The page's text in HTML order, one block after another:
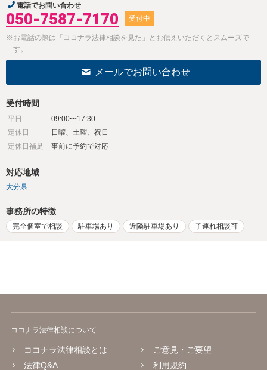
電話でお問い合わせ
050-7587-7170 受付中
※お電話の際は「ココナラ法律相談を見た」とお伝えいただくとスムーズで
す。
メールでお問い合わせ
受付時間
平日
09:00〜17:30
定休日
日曜、土曜、祝日
定休日補足
事前に予約で対応
対応地域
大分県
事務所の特徴
完全個室で相談 駐車場あり 近隣駐車場あり 子連れ相談可
ココナラ法律相談について
ココナラ法律相談とは
法律Q&A
ご意見・ご要望
利用規約